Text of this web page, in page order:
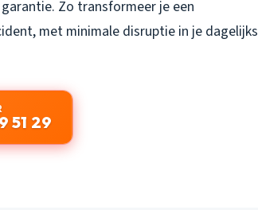
Zo transformeer je een
met minimale disruptie in je dagelijks
51 29